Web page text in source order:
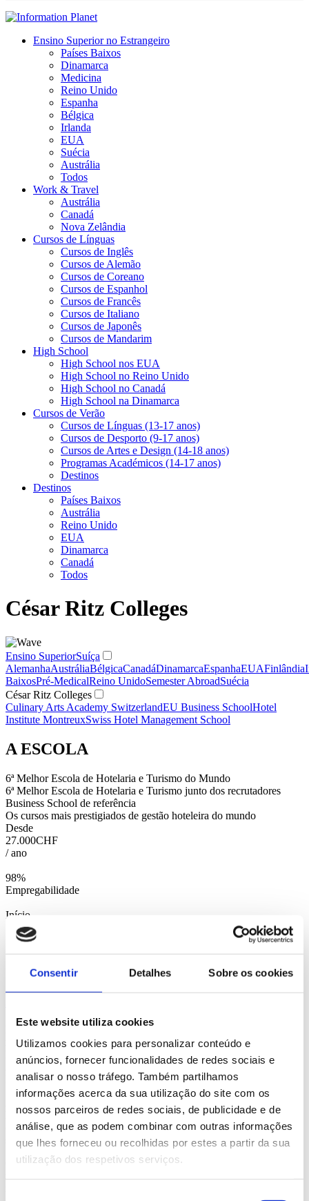
Consentir Detalhes Sobre os cookies
Este website utiliza cookies
Utilizamos cookies para personalizar conteúdo e
anúncios, fornecer funcionalidades de redes sociais e
analisar o nosso tráfego. Também partilhamos
informações acerca da sua utilização do site com os
nossos parceiros de redes sociais, de publicidade e de
análise, que as podem combinar com outras informações
que lhes forneceu ou recolhidas por estes a partir da sua
utilização dos respetivos serviços.
Ensino Superior no Estrangeiro
Países Baixos
Dinamarca
Medicina
Reino Unido
Espanha
Bélgica
Irlanda
EUA
Suécia
Austrália
Todos
Work & Travel
Austrália
Canadá
Nova Zelândia
Cursos de Línguas
Cursos de Inglês
Cursos de Alemão
Cursos de Coreano
Cursos de Espanhol
Cursos de Francês
Cursos de Italiano
Cursos de Japonês
Cursos de Mandarim
High School
High School nos EUA
High School no Reino Unido
High School no Canadá
High School na Dinamarca
Cursos de Verão
Cursos de Línguas (13-17 anos)
Cursos de Desporto (9-17 anos)
Cursos de Artes e Design (14-18 anos)
Programas Académicos (14-17 anos)
Destinos
Destinos
Países Baixos
Austrália
Reino Unido
EUA
Dinamarca
Canadá
Todos
César Ritz Colleges
Ensino SuperiorSuíça
AlemanhaAustráliaBélgicaCanadáDinamarcaEspanhaEUAFinlândia
BaixosPré-MedicalReino UnidoSemester AbroadSuécia
César Ritz Colleges
Culinary Arts Academy SwitzerlandEU Business SchoolHotel
Institute MontreuxSwiss Hotel Management School
A ESCOLA
6ª Melhor Escola de Hotelaria e Turismo do Mundo
6ª Melhor Escola de Hotelaria e Turismo junto dos recrutadores
Business School de referência
Os cursos mais prestigiados de gestão hoteleira do mundo
Desde
27.000CHF
/ ano
98%
Empregabilidade
Início
Setembro e Janeiro
Alojamento
Fundada em 1982, a César Ritz Colleges é uma business school de
referência, orientada para a hotelaria e é considerada a 7ª Melhor
Escola de Hotelaria do mundo, com campus em Le Bouveret e Brig.
A escola deve o seu nome ao pioneiro da área de turismo, César
Ritz.
A escola oferece alguns dos mais prestigiados programas de
hotelaria e gestão do mundo, com um método de aprendizagem
centrado na promoção de uma cultura de empreendedorismo,
sustentabilidade e liderança, aliado com a mais recente tecnologia.
O seu método de aprendizagem oferece uma abordagem prática em